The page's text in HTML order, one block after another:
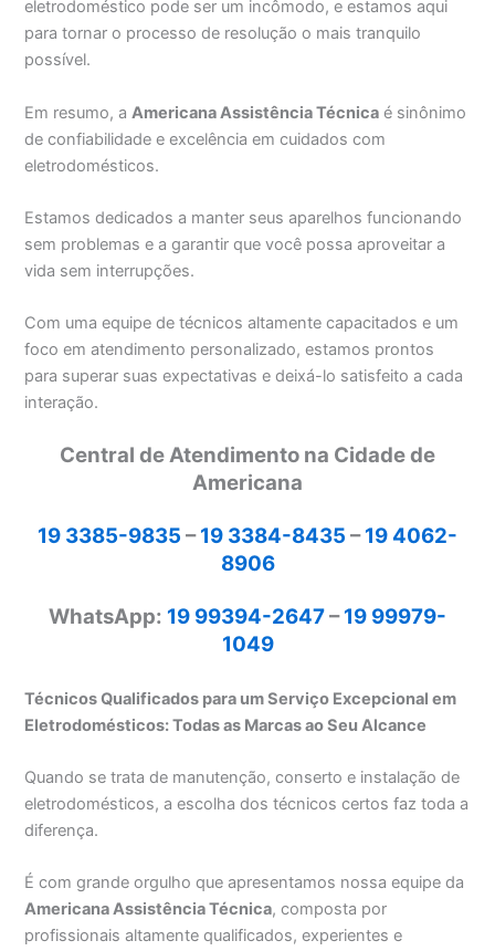
eletrodoméstico pode ser um incômodo, e estamos aqui
para tornar o processo de resolução o mais tranquilo
possível.
Em resumo, aAmericana Assistência Técnica é sinônimo
de confiabilidade e excelência em cuidados com
eletrodomésticos.
Estamos dedicados a manter seus aparelhos funcionando
sem problemas e a garantir que você possa aproveitar a
vida sem interrupções.
Com uma equipe de técnicos altamente capacitados e um
foco em atendimento personalizado, estamos prontos
para superar suas expectativas e deixá-lo satisfeito a cada
interação.
Central de Atendimento na Cidade de
Americana
19 3385-9835 –19 3384-8435 –19 4062-
8906
WhatsApp: 19 99394-2647–19 99979-
1049
Técnicos Qualificados para um Serviço Excepcional em
Eletrodomésticos: Todas as Marcas ao Seu Alcance
Quando se trata de manutenção, conserto e instalação de
eletrodomésticos, a escolha dos técnicos certos faz toda a
diferença.
É com grande orgulho que apresentamos nossa equipe da
Americana Assistência Técnica, composta por
profissionais altamente qualificados, experientes e